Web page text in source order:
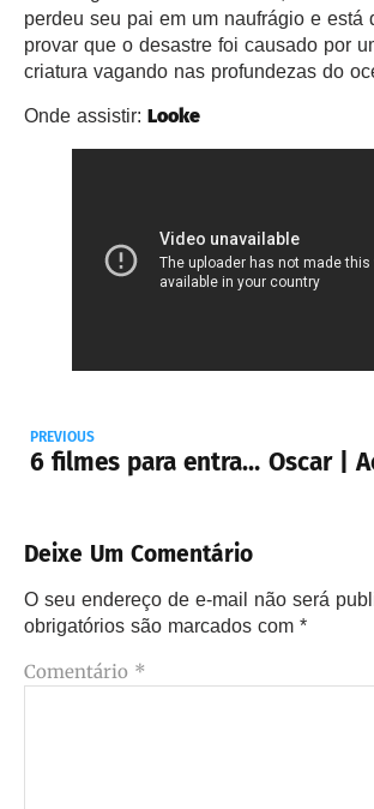
perdeu seu pai em um naufrágio e está
provar que o desastre foi causado por
criatura vagando nas profundezas do
Onde assistir: Looke
PREVIOUS
6 filmes para entrar no clima das Olimpíadas de Inverno
Deixe Um Comentário
O seu endereço de e-mail não será
obrigatórios são marcados com *
Comentário *